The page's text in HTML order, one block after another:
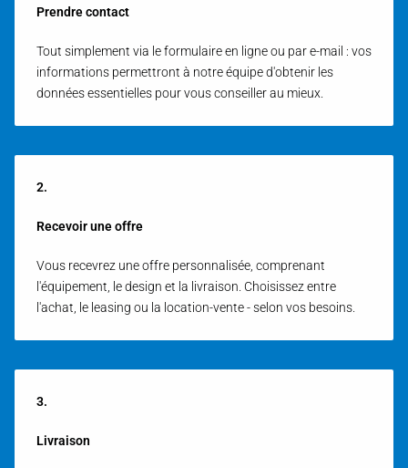
Prendre contact
Tout simplement via le formulaire en ligne ou par e-mail : vos
informations permettront à notre équipe d'obtenir les
données essentielles pour vous conseiller au mieux.
2.
Recevoir une offre
Vous recevrez une offre personnalisée, comprenant
l'équipement, le design et la livraison. Choisissez entre
l'achat, le leasing ou la location-vente - selon vos besoins.
3.
Livraison